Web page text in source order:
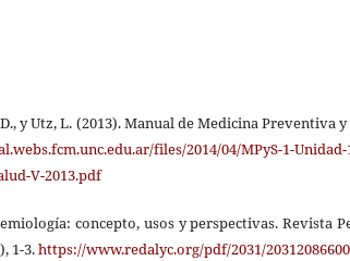
y Utz, L. (2013). Manual de Medicina Preventiva y
files/2014/04/MPyS-1-Unidad-
V-2013.pdf
concepto, usos y perspectivas. Revista
1-3.https://www.redalyc.org/pdf/2031/